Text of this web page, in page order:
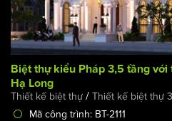
Biệt thự kiểu Pháp 3,5 tầng
Hạ Long
Thiết kế biệt thự / Thiết kế biệt thự
Mã công trình: BT-2111